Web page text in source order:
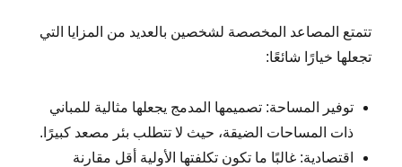
تتمتع المصاعد المخصصة لشخصين بالعديد من المزايا التي
تجعلها خيارًا شائعًا:
توفير المساحة: تصميمها المدمج يجعلها مثالية للمباني
ذات المساحات الضيقة، حيث لا تتطلب بئر مصعد كبيرًا.
اقتصادية: غالبًا ما تكون تكلفتها الأولية أقل مقارنة